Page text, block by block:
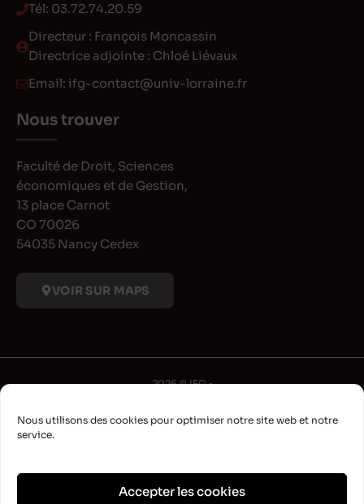
Nous utilisons des cookies pour optimiser notre site web et notre
service.
Accepter les cookies
Tél: 03.72.74.20.59
Directeur : François Moncassin
Directrice adjointe : Chloé Liévaux
Email: ifg-contact@univ-lorraine.fr
Nous trouver
Faculté de Droit, Sciences
économiques et de Gestion,
13 place Carnot
CO 70026
54035 Nancy Cedex
VOIR SUR MAPS
2026 © IFG •
•
•